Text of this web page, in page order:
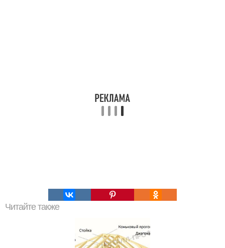
Читайте также